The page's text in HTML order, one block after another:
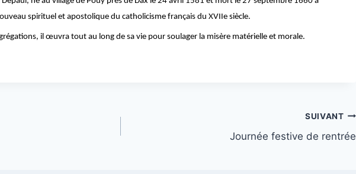
spirituel et apostolique du catholicisme français du XVIIe siècle.
il œuvra tout au long de sa vie pour soulager la misère matérielle et morale.
SUIVANT
Journée festive de rentrée